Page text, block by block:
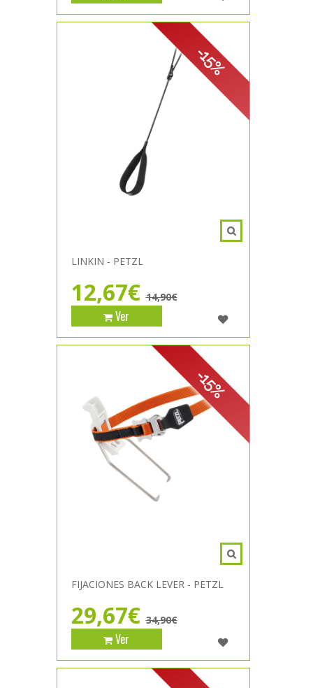
-15%
LINKIN - PETZL
12,67€ 14,90€
Ver
-15%
FIJACIONES BACK LEVER - PETZL
29,67€ 34,90€
Ver